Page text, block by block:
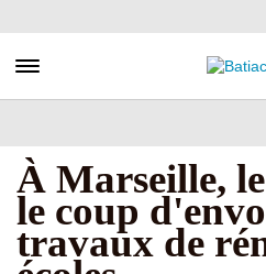
au
principal
Toggle navigation
À Marseille,
le coup
travaux de